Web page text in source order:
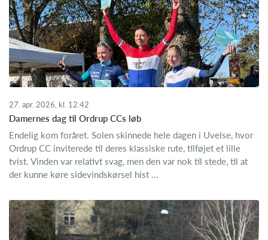
27. apr. 2026, kl. 12.42
Damernes dag til Ordrup CCs løb
Endelig kom foråret. Solen skinnede hele dagen i Uvelse, hvor
Ordrup CC inviterede til deres klassiske rute, tilføjet et lille
tvist. Vinden var relativt svag, men den var nok til stede, til at
der kunne køre sidevindskørsel hist ...